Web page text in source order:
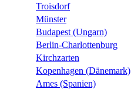
Troisdorf
Münster
Budapest (Ungarn)
Berlin-Charlottenburg
Kirchzarten
Kopenhagen (Dänemark)
Ames (Spanien)